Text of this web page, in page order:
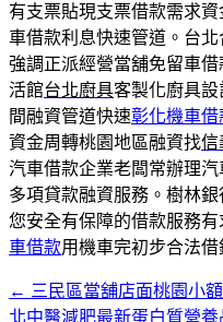
有支票貼現支票借款需求資
車借款利息快速管道。台
強調正派經營當舖免留車
活館台北廚具客製化廚具
間融資管道快速彰化機車借
資金周轉桃園地區融資找信
汽車借款企業老闆常辦理汽
多項貸款融資服務。樹林
您安全有保障的借款服務
車借款用機車完初步合法借
文
← 三民區當舖店面桃園小
北中醫減肥最新蛋白質營